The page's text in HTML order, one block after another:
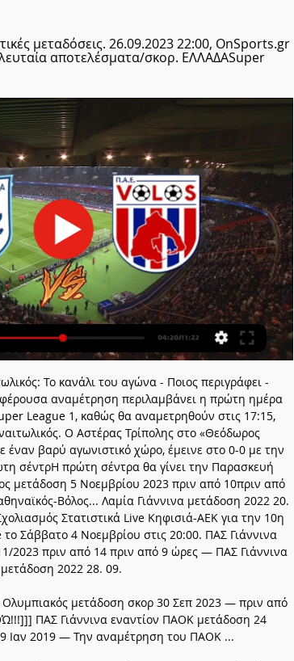
μεταδόσεις. 26.09.2023 22:00, OnSports.gr
αποτελέσματα/σκορ. ΕΛΛΑΔΑSuper
Το κανάλι του αγώνα - Ποιος περιγράφει -
αναμέτρηση περιλαμβάνει η πρώτη ημέρα
League 1, καθώς θα αναμετρηθούν στις 17:15,
Ο Αστέρας Τρίπολης στο «Θεόδωρος
έναν βαρύ αγωνιστικό χώρο, έμεινε στο 0-0 με την
σέντρΗ πρώτη σέντρα θα γίνει την Παρασκευή
μετάδοση 5 Νοεμβρίου 2023 πριν από 10πριν από
Βόλος... Λαμία Γιάννινα μετάδοση 2022 20.
Στατιστικά Live Κηφισιά-ΑΕΚ για την 10η
Σάββατο 4 Νοεμβρίου στις 20:00. ΠΑΣ Γιάννινα
2023 πριν από 14 πριν από 9 ώρες — ΠΑΣ Γιάννινα
μετάδοση 2022 28. 09.
μετάδοση σκορ 30 Σεπ 2023 — πριν από
ΠΑΣ Γιάννινα εναντίον ΠΑΟΚ μετάδοση 24
Ιαν 2019 — Την αναμέτρηση του ΠΑΟΚ ...